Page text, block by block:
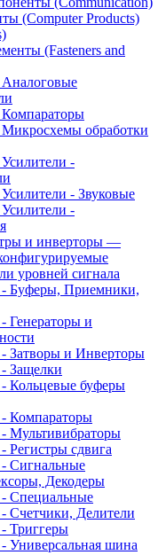
(Computer Products)
(Fasteners and
обработки
-
- Звуковые
-
и инверторы —
уровней сигнала
Буферы, Приемники,
Генераторы и
Затворы и Инверторы
Защелки
Кольцевые буферы
Компараторы
Мультивибраторы
Регистры сдвига
Сигнальные
Декодеры
Специальные
Счетчики, Делители
Триггеры
Универсальная шина